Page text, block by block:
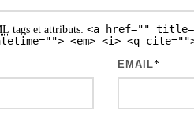
tags et attributs: <a href=""
<em> <i> <q
EMAIL*